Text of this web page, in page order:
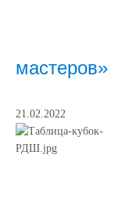
мастеров»
21.02.2022